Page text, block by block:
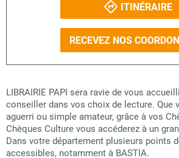
ITINÉRAIRE
RECEVEZ NOS
LIBRAIRIE PAPI sera ravie de vous
conseiller dans vos choix de lecture. Que
aguerri ou simple amateur, grâce à vos
Chèques Culture vous accéderez à un
Dans votre département plusieurs points
accessibles, notamment à BASTIA.